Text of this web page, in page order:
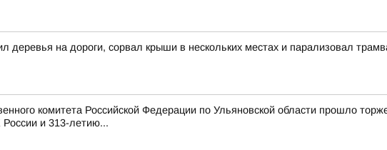
деревья на дороги, сорвал крыши в нескольких местах и парализовал
комитета Российской Федерации по Ульяновской области прошло
и 313-летию...